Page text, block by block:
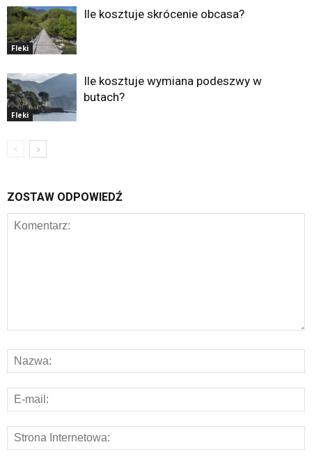
Fleki
Ile kosztuje skrócenie obcasa?
Fleki
Ile kosztuje wymiana podeszwy w
butach?
ZOSTAW ODPOWIEDŹ